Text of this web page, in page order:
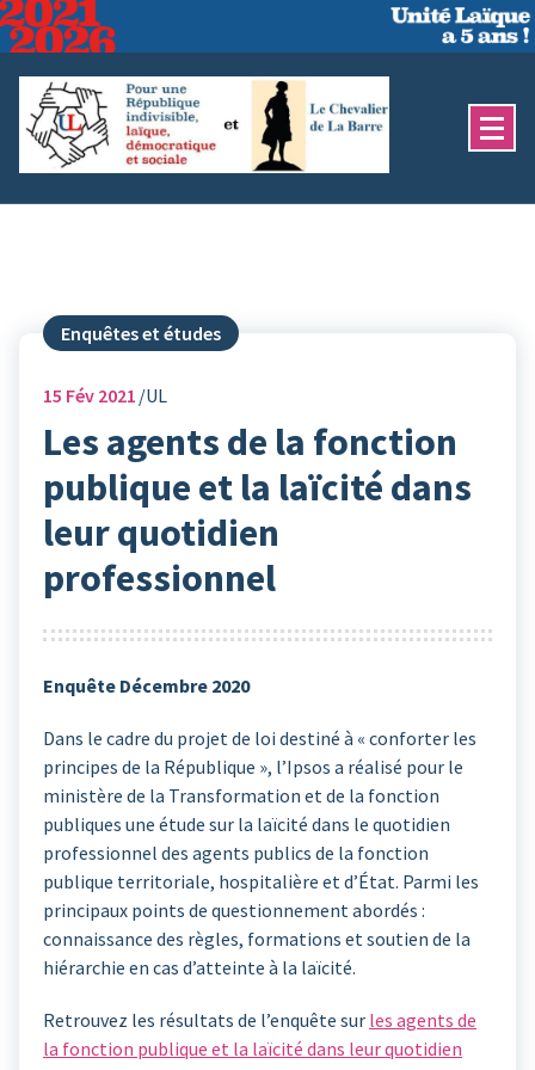
Aller
au
contenu
Enquêtes et études
15 Fév 2021 UL
Les agents de la fonction
publique et la laïcité dans
leur quotidien
professionnel
Enquête Décembre 2020
Dans le cadre du projet de loi destiné à « conforter les
principes de la République », l’Ipsos a réalisé pour le
ministère de la Transformation et de la fonction
publiques une étude sur la laïcité dans le quotidien
professionnel des agents publics de la fonction
publique territoriale, hospitalière et d’État. Parmi les
principaux points de questionnement abordés :
connaissance des règles, formations et soutien de la
hiérarchie en cas d’atteinte à la laïcité.
Retrouvez les résultats de l’enquête sur les agents de
la fonction publique et la laïcité dans leur quotidien